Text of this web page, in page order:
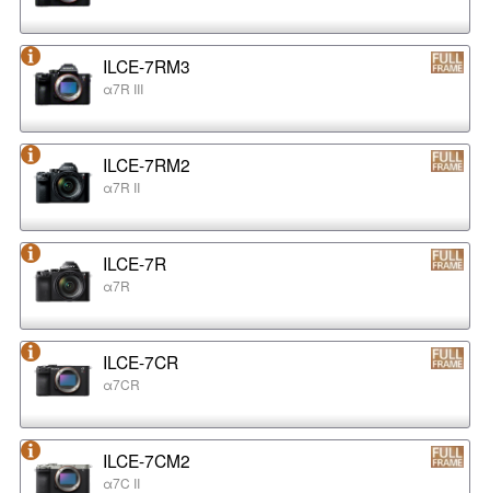
ILCE-7RM3
α7R III
ILCE-7RM2
α7R II
ILCE-7R
α7R
ILCE-7CR
α7CR
ILCE-7CM2
α7C II